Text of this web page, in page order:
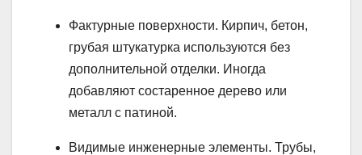
Фактурные поверхности. Кирпич, бетон,
грубая штукатурка используются без
дополнительной отделки. Иногда
добавляют состаренное дерево или
металл с патиной.
Видимые инженерные элементы. Трубы,